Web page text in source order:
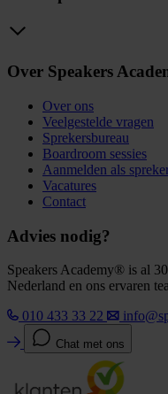
Over Speakers
Over ons
Veelgestelde vragen
Sprekersbureau
Boardroom sessies
Aanmelden als
Vacatures
Contact
Advies nodig?
Speakers Academy® is al
Nederland en ons ervaren
010 433 33 22
Chat met ons